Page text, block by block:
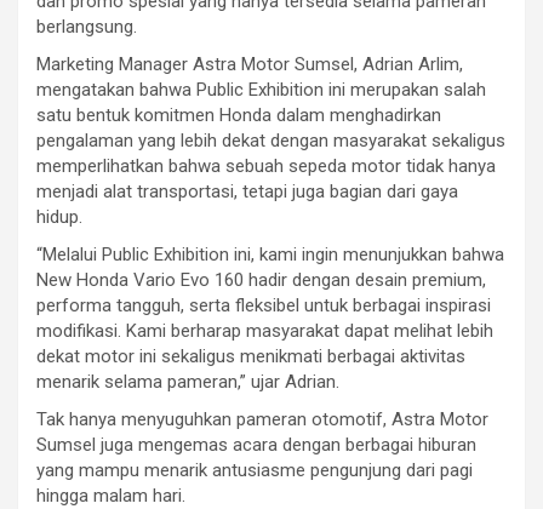
berlangsung.
Marketing Manager Astra Motor Sumsel, Adrian Arlim,
mengatakan bahwa Public Exhibition ini merupakan salah
satu bentuk komitmen Honda dalam menghadirkan
pengalaman yang lebih dekat dengan masyarakat sekaligus
memperlihatkan bahwa sebuah sepeda motor tidak hanya
menjadi alat transportasi, tetapi juga bagian dari gaya
hidup.
“Melalui Public Exhibition ini, kami ingin menunjukkan bahwa
New Honda Vario Evo 160 hadir dengan desain premium,
performa tangguh, serta fleksibel untuk berbagai inspirasi
modifikasi. Kami berharap masyarakat dapat melihat lebih
dekat motor ini sekaligus menikmati berbagai aktivitas
menarik selama pameran,” ujar Adrian.
Tak hanya menyuguhkan pameran otomotif, Astra Motor
Sumsel juga mengemas acara dengan berbagai hiburan
yang mampu menarik antusiasme pengunjung dari pagi
hingga malam hari.